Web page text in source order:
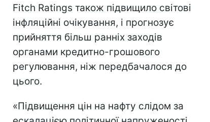
Fitch Ratings також підвищило світові
інфляційні очікування, і прогнозує
прийняття більш ранніх заходів
органами кредитно-грошового
регулювання, ніж передбачалося до
цього.
«Підвищення цін на нафту слідом за